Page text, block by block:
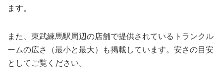
ます。
また、東武練馬駅周辺の店舗で提供されているトランクル
ームの広さ（最小と最大）も掲載しています。安さの目安
としてご覧ください。